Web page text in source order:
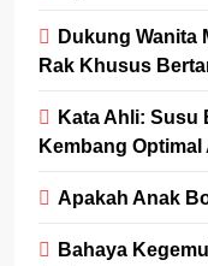
Dukung Wanita
Rak Khusus
Kata Ahli: Susu
Kembang Optimal
Apakah Anak
Bahaya